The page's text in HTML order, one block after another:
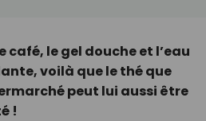
café, le gel douche et l’eau
voilà que le thé que
peut lui aussi être
!